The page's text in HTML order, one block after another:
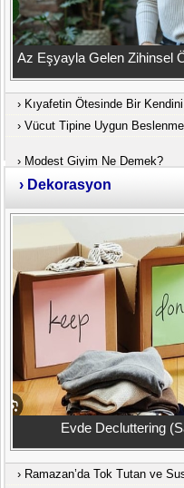
Az Eşyayla Gelen Zihinsel
› Kıyafetin Ötesinde Bir
› Vücut Tipine Uygun
› Modest Giyim Ne Demek?
› Dekorasyon
Evde Decluttering
› Ramazan’da Tok Tutan ve